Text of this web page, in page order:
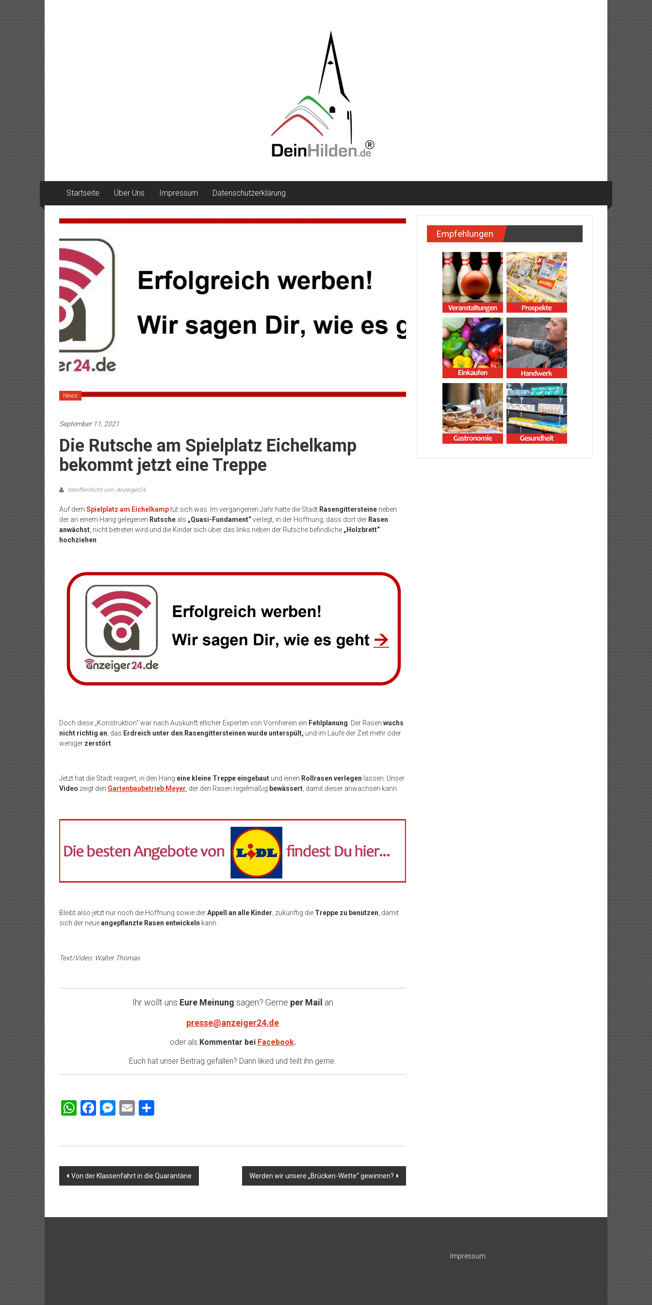
Startseite Über Uns Impressum Datenschutzerklärung
News
September 11, 2021
Die Rutsche am Spielplatz Eichelkamp
bekommt jetzt eine Treppe
Veröffentlicht von: Anzeiger24
Auf dem Spielplatz am Eichelkamptut sich was. Im vergangenen Jahr hatte die Stadt Rasengittersteine neben
der an einem Hang gelegenen Rutsche als „Quasi-Fundament“verlegt, in der Hoffnung, dass dort der Rasen
anwächst , nicht betreten wird und die Kinder sich über das links neben der Rutsche befindliche „Holzbrett“
hochziehen
Doch diese „Konstruktion“ war nach Auskunft etlicher Experten von Vornherein ein Fehlplanung . Der Rasen wuchs
nicht richtig an , das Erdreich unter den Rasengittersteinen wurde unterspült, und im Laufe der Zeit mehr oder
weniger zerstört
Jetzt hat die Stadt reagiert, in den Hang eine kleine Treppe eingebaut und einen Rollrasen verlegen lassen. Unser
Video zeigt den Gartenbaubetrieb Meyer , der den Rasen regelmäßig bewässert , damit dieser anwachsen kann.
Bleibt also jetzt nur noch die Hoffnung sowie derAppell an alle Kinder, zukünftig die Treppe zu benutzen, damit
sich der neueangepflanzte Rasen entwickeln kann.
Text/Video: Walter Thomas
Ihr wollt uns Eure Meinung sagen? Gerne per Mail an
presse@anzeiger24.de
oder als Kommentar bei Facebook.
Euch hat unser Beitrag gefallen? Dann liked und teilt ihn gerne.
WhatsApp
Facebook
Messenger
Email
Beitragsnavigation
Von der Klassenfahrt in die Quarantäne Werden wir unsere „Brücken-Wette“ gewinnen?
Empfehlungen
Impressum